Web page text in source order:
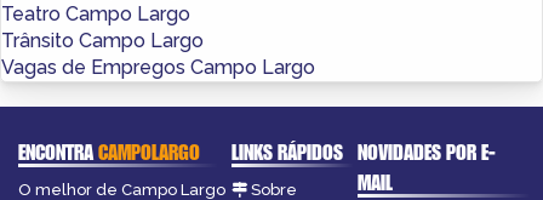
Teatro Campo Largo
Trânsito Campo Largo
Vagas de Empregos Campo Largo
ENCONTRACAMPOLARGO
O melhor de Campo Largo
LINKS RÁPIDOS
Sobre
NOVIDADES POR E-
MAIL